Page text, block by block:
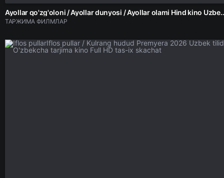
Ayollar qo'zg'oloni / Ayollar dunyosi / Ayollar
ТАРЖИМА ФИЛМЛАР